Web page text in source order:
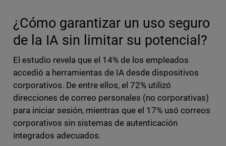
¿Cómo garantizar un uso seguro
de la IA sin limitar su potencial?
El estudio revela que el 14% de los empleados
accedió a herramientas de IA desde dispositivos
corporativos. De entre ellos, el 72% utilizó
direcciones de correo personales (no corporativas)
para iniciar sesión, mientras que el 17% usó correos
corporativos sin sistemas de autenticación
integrados adecuados.